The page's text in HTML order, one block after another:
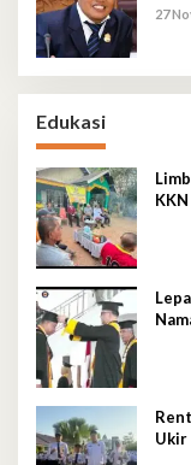
27
Edukasi
Ukir